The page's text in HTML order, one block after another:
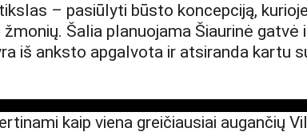
– pasiūlyti būsto koncepciją,
Šalia planuojama Šiaurinė
iš anksto apgalvota ir atsiranda kartu
kaip viena greičiausiai augančių